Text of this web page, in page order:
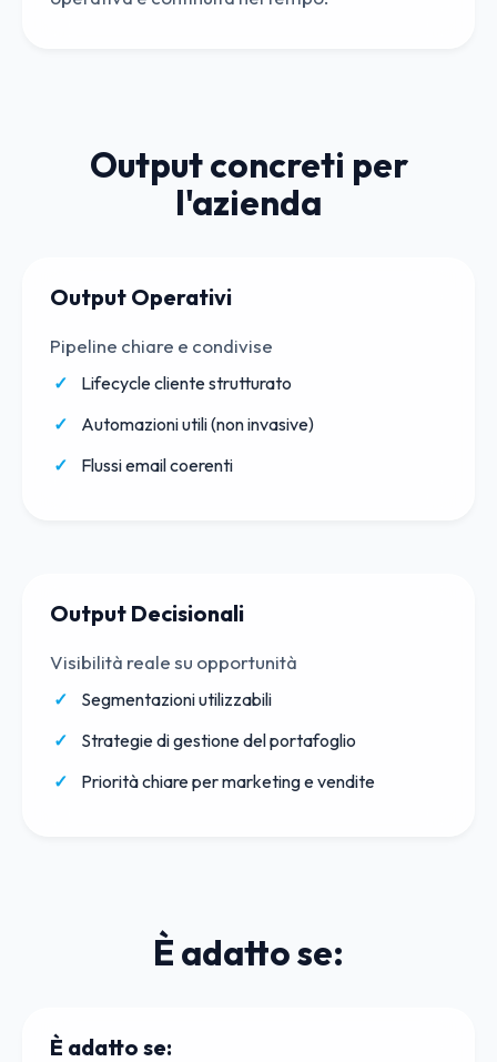
Output concreti per
l'azienda
Output Operativi
Pipeline chiare e condivise
Lifecycle cliente strutturato
Automazioni utili (non invasive)
Flussi email coerenti
Output Decisionali
Visibilità reale su opportunità
Segmentazioni utilizzabili
Strategie di gestione del portafoglio
Priorità chiare per marketing e vendite
È adatto se:
È adatto se: